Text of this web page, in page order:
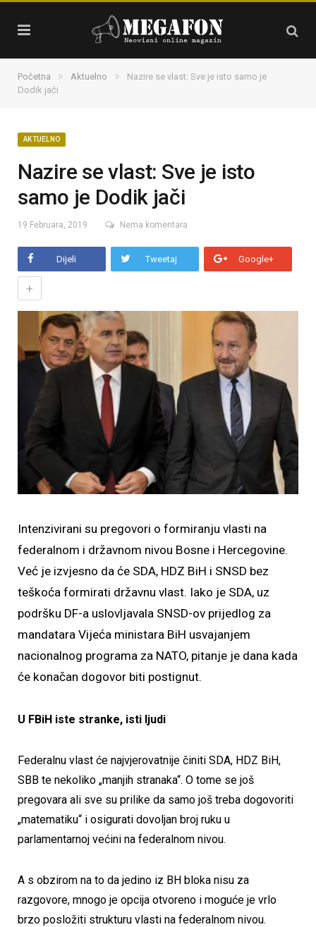
Početna » Aktuelno »
Nazire se vlast: Sve je isto samo je
Dodik jači
AKTUELNO
Nazire se vlast: Sve je isto
samo je Dodik jači
19 Februara, 2019 Nema komentara
Dijeli Tweetaj Google+
+
Intenzivirani su pregovori o formiranju vlasti na
federalnom i državnom nivou Bosne i Hercegovine.
Već je izvjesno da će SDA, HDZ BiH i SNSD bez
teškoća formirati državnu vlast. Iako je SDA, uz
podršku DF-a uslovljavala SNSD-ov prijedlog za
mandatara Vijeća ministara BiH usvajanjem
nacionalnog programa za NATO, pitanje je dana kada
će konačan dogovor biti postignut.
U FBiH iste stranke, isti ljudi
Federalnu vlast će najvjerovatnije činiti SDA, HDZ BiH,
SBB te nekoliko „manjih stranaka“. O tome se još
pregovara ali sve su prilike da samo još treba dogovoriti
„matematiku“ i osigurati dovoljan broj ruku u
parlamentarnoj većini na federalnom nivou.
A s obzirom na to da jedino iz BH bloka nisu za
razgovore, mnogo je opcija otvoreno i moguće je vrlo
brzo posložiti strukturu vlasti na federalnom nivou.